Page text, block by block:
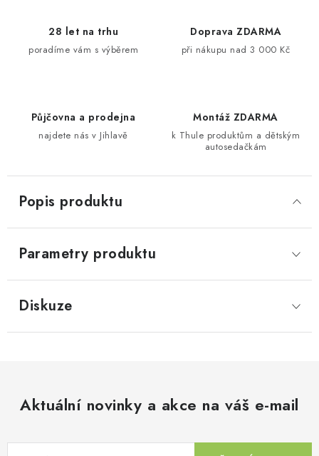
28 let na trhu
poradíme vám s výběrem
Doprava ZDARMA
při nákupu nad 3 000 Kč
Půjčovna a prodejna
najdete nás v Jihlavě
Montáž ZDARMA
k Thule produktům a dětským
autosedačkám
Popis produktu
Parametry produktu
Diskuze
Aktuální novinky a akce na váš e-mail